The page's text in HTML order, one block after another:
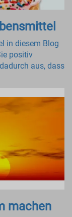
in diesem Blog
positiv
aus, dass
machen